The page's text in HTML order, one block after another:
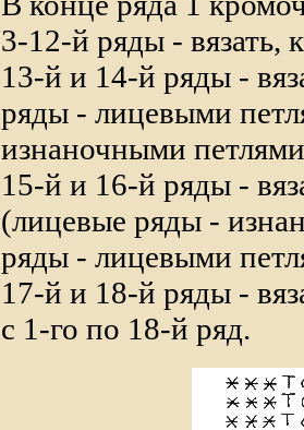
3-12-й ряды - вязать,
13-й и 14-й ряды -
ряды - лицевыми
изнаночными
15-й и 16-й ряды -
(лицевые ряды -
ряды - лицевыми
17-й и 18-й ряды -
с 1-го по 18-й ряд.